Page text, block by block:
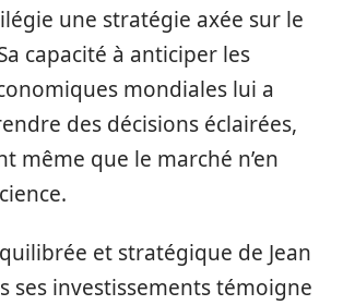
une stratégie axée sur le
capacité à anticiper les
mondiales lui a
des décisions éclairées,
même que le marché n’en
et stratégique de Jean
ses investissements témoigne